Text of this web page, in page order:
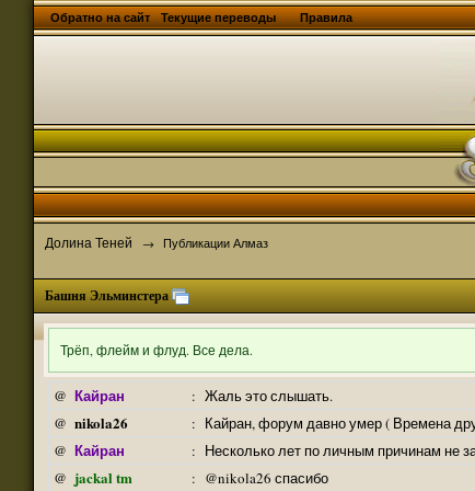
Обратно на сайт Текущие переводы Правила
Долина Теней → Публикации Алмаз
Башня Эльминстера
Трёп, флейм и флуд. Все дела.
@ Кайран : Жаль это слышать.
@ nikola26 : Кайран, форум давно умер ( Времена
@ Кайран : Несколько лет по личным причинам не
@ jackal tm : @nikola26 спасибо